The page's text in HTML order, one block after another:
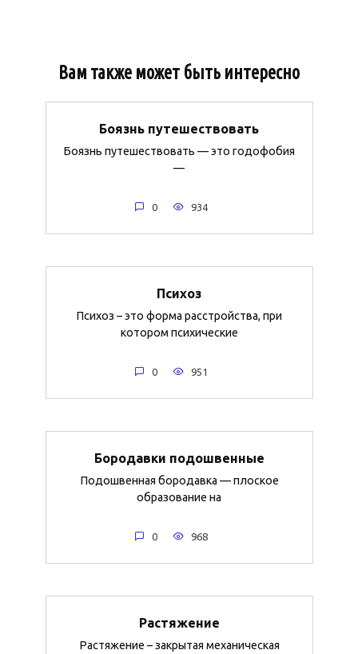
Вам также может быть интересно
Боязнь путешествовать
Боязнь путешествовать — это годофобия
—
0 934
Психоз
Психоз – это форма расстройства, при
котором психические
0 951
Бородавки подошвенные
Подошвенная бородавка — плоское
образование на
0 968
Растяжение
Растяжение – закрытая механическая